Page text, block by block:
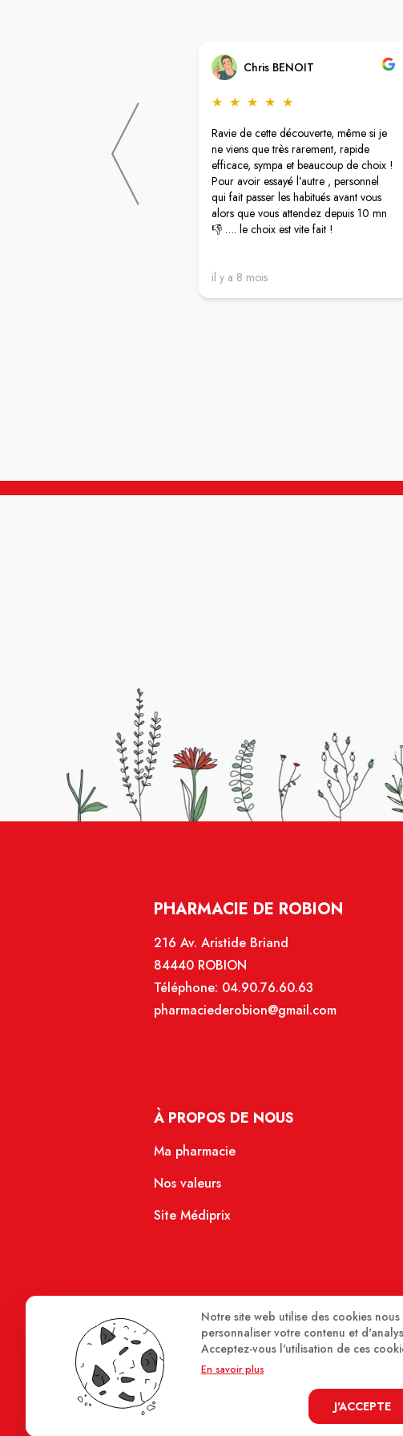
Chris BENOIT
★ ★ ★ ★ ★
Ravie de cette découverte, même si je
ne viens que très rarement, rapide
efficace, sympa et beaucoup de choix !
Pour avoir essayé l’autre , personnel
qui fait passer les habitués avant vous
alors que vous attendez depuis 10 mn
👎 …. le choix est vite fait !
il y a 8 mois
PHARMACIE DE ROBION
216 Av. Aristide Briand
84440 ROBION
Téléphone: 04.90.76.60.63
pharmaciederobion@gmail.com
À PROPOS DE NOUS
Ma pharmacie
Nos valeurs
Site Médiprix
Notre site web utilise des cookies
personnaliser votre contenu et
Acceptez-vous l'utilisation de ces
En savoir plus
J'ACCEPTE